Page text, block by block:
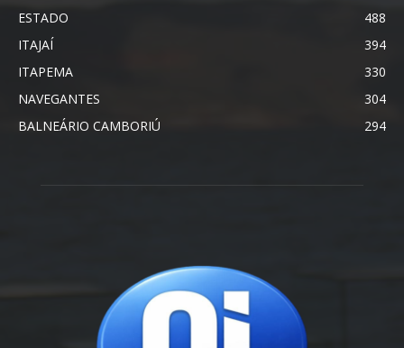
ESTADO
488
ITAJAÍ
394
ITAPEMA
330
NAVEGANTES
304
BALNEÁRIO CAMBORIÚ
294